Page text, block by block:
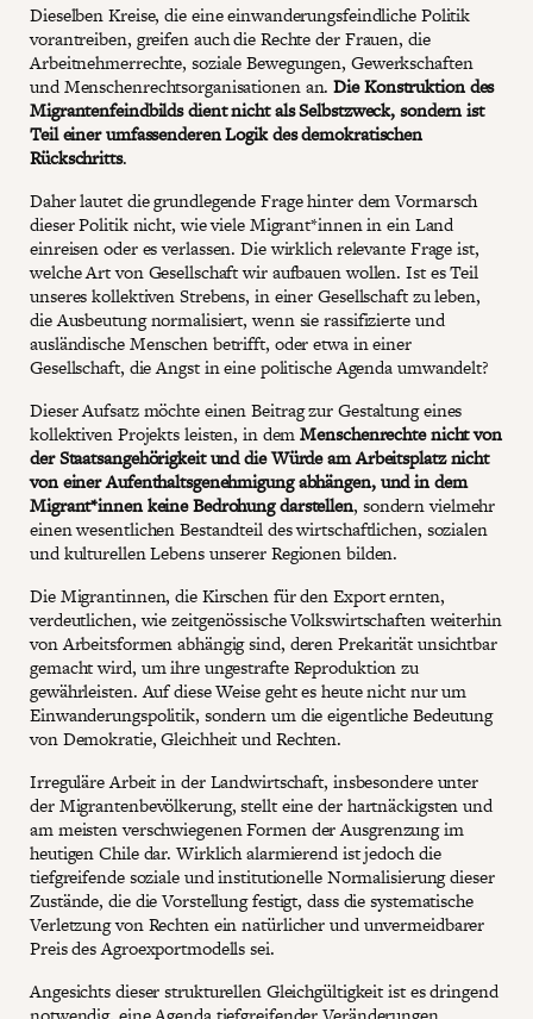
Dieselben Kreise, die eine einwanderungsfeindliche Politik
vorantreiben, greifen auch die Rechte der Frauen, die
Arbeitnehmerrechte, soziale Bewegungen, Gewerkschaften
und Menschenrechtsorganisationen an.Die Konstruktion des
Migrantenfeindbilds dient nicht als Selbstzweck, sondern ist
Teil einer umfassenderen Logik des demokratischen
Rückschritts.
Daher lautet die grundlegende Frage hinter dem Vormarsch
dieser Politik nicht, wie viele Migrant*innen in ein Land
einreisen oder es verlassen. Die wirklich relevante Frage ist,
welche Art von Gesellschaft wir aufbauen wollen. Ist es Teil
unseres kollektiven Strebens, in einer Gesellschaft zu leben,
die Ausbeutung normalisiert, wenn sie rassifizierte und
ausländische Menschen betrifft, oder etwa in einer
Gesellschaft, die Angst in eine politische Agenda umwandelt?
Dieser Aufsatz möchte einen Beitrag zur Gestaltung eines
kollektiven Projekts leisten, in demMenschenrechte nicht von
der Staatsangehörigkeit und die Würde am Arbeitsplatz nicht
von einer Aufenthaltsgenehmigung abhängen, und in dem
Migrant*innen keine Bedrohung darstellen, sondern vielmehr
einen wesentlichen Bestandteil des wirtschaftlichen, sozialen
und kulturellen Lebens unserer Regionen bilden.
Die Migrantinnen, die Kirschen für den Export ernten,
verdeutlichen, wie zeitgenössische Volkswirtschaften weiterhin
von Arbeitsformen abhängig sind, deren Prekarität unsichtbar
gemacht wird, um ihre ungestrafte Reproduktion zu
gewährleisten. Auf diese Weise geht es heute nicht nur um
Einwanderungspolitik, sondern um die eigentliche Bedeutung
von Demokratie, Gleichheit und Rechten.
Irreguläre Arbeit in der Landwirtschaft, insbesondere unter
der Migrantenbevölkerung, stellt eine der hartnäckigsten und
am meisten verschwiegenen Formen der Ausgrenzung im
heutigen Chile dar. Wirklich alarmierend ist jedoch die
tiefgreifende soziale und institutionelle Normalisierung dieser
Zustände, die die Vorstellung festigt, dass die systematische
Verletzung von Rechten ein natürlicher und unvermeidbarer
Preis des Agroexportmodells sei.
Angesichts dieser strukturellen Gleichgültigkeit ist es dringend